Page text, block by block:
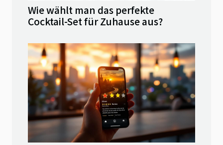
Wie wählt man das perfekte
Cocktail-Set für Zuhause aus?